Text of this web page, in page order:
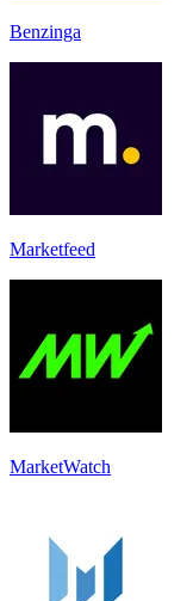
Benzinga
Marketfeed
MarketWatch